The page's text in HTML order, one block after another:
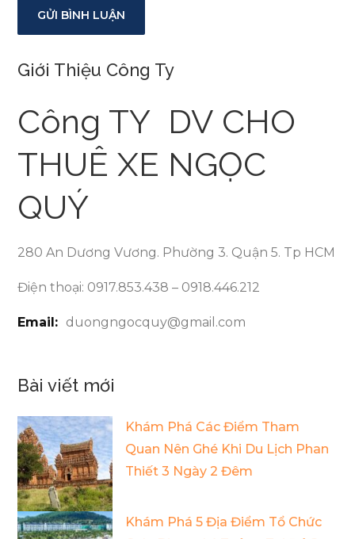
Giới Thiệu Công Ty
Công TY DV CHO
THUÊ XE NGỌC
QUÝ
280 An Dương Vương. Phường 3. Quận 5. Tp HCM
Điện thoại: 0917.853.438 – 0918.446.212
Email: duongngocquy@gmail.com
Bài viết mới
Khám Phá Các Điểm Tham
Quan Nên Ghé Khi Du Lịch Phan
Thiết 3 Ngày 2 Đêm
Khám Phá 5 Địa Điểm Tổ Chức